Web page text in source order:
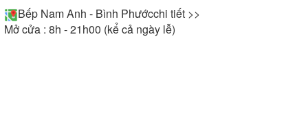
Bếp Nam Anh - Bình Phướcchi tiết >>
Mở cửa : 8h - 21h00 (kể cả ngày lễ)